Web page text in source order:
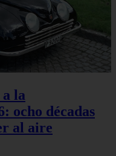
a la
ocho décadas
al aire